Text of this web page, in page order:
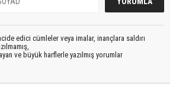
edici cümleler veya imalar, inançlara saldırı
ve büyük harflerle yazılmış yorumlar